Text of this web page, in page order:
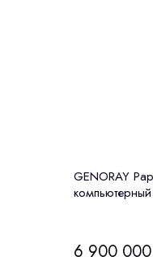
GENORAY
6 900 000